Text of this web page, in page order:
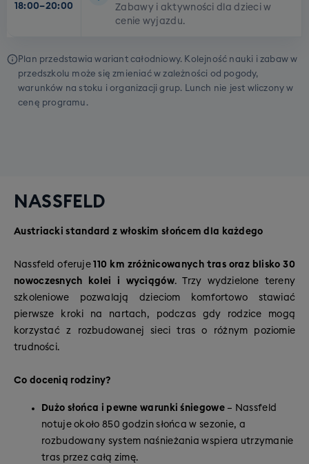
18:00–20:00
Zabawy i aktywności dla dzieci w
cenie wyjazdu.
Plan przedstawia wariant całodniowy. Kolejność nauki i zabaw w
przedszkolu może się zmieniać w zależności od pogody,
warunków na stoku i organizacji grup. Lunch nie jest wliczony w
cenę programu.
NASSFELD
Austriacki standard z włoskim słońcem dla każdego
Nassfeld oferuje110 km zróżnicowanych tras oraz blisko 30
nowoczesnych kolei i wyciągów. Trzy wydzielone tereny
szkoleniowe pozwalają dzieciom komfortowo stawiać
pierwsze kroki na nartach, podczas gdy rodzice mogą
korzystać z rozbudowanej sieci tras o różnym poziomie
trudności.
Co docenią rodziny?
Dużo słońca i pewne warunki śniegowe– Nassfeld
notuje około 850 godzin słońca w sezonie, a
rozbudowany system naśnieżania wspiera utrzymanie
tras przez całą zimę.